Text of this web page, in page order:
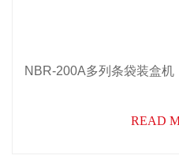
NBR-200A多列条袋装盒机
READ